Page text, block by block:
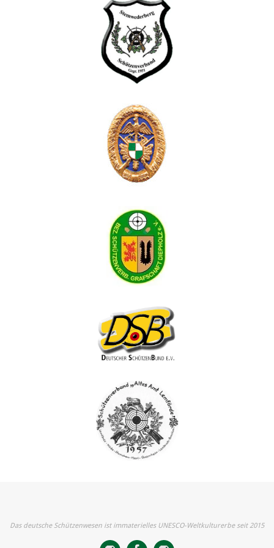
Das deutsche Schützenwesen ist immaterielles UNESCO-Weltkulturerbe seit 2015